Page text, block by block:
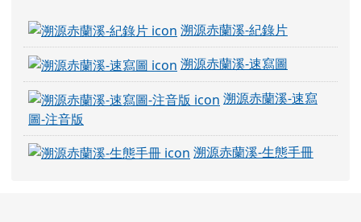
溯源赤蘭溪-紀錄片
溯源赤蘭溪-速寫圖
溯源赤蘭溪-速寫
圖-注音版
溯源赤蘭溪-生態手冊